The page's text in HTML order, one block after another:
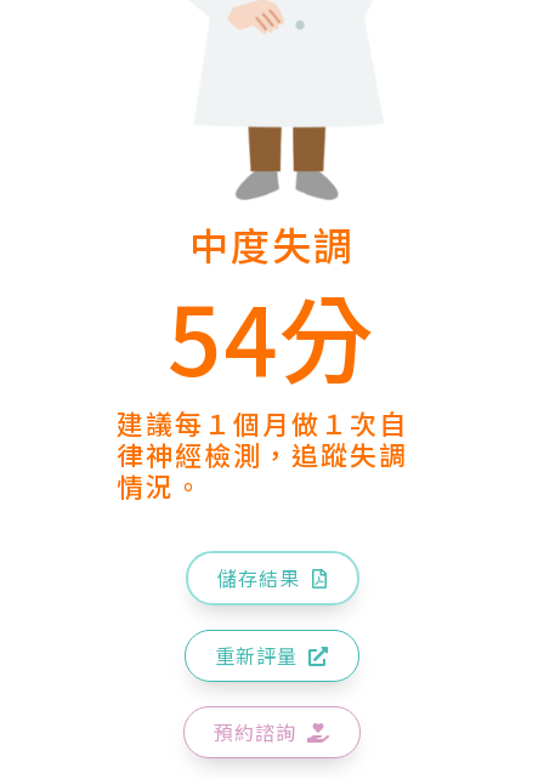
中度失調
54分
建議每１個月做１次自
律神經檢測，追蹤失調
情況。
儲存結果
重新評量
預約諮詢